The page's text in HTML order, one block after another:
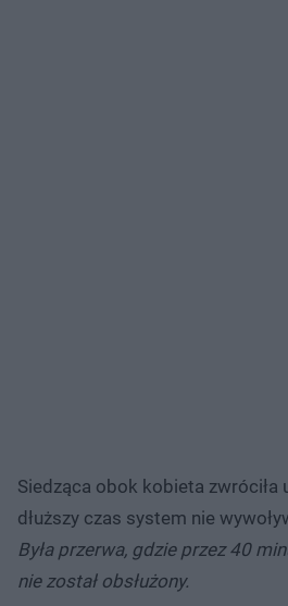
Siedząca obok kobieta zwróciła
dłuższy czas system nie
Była przerwa, gdzie przez 40
nie został obsłużony.